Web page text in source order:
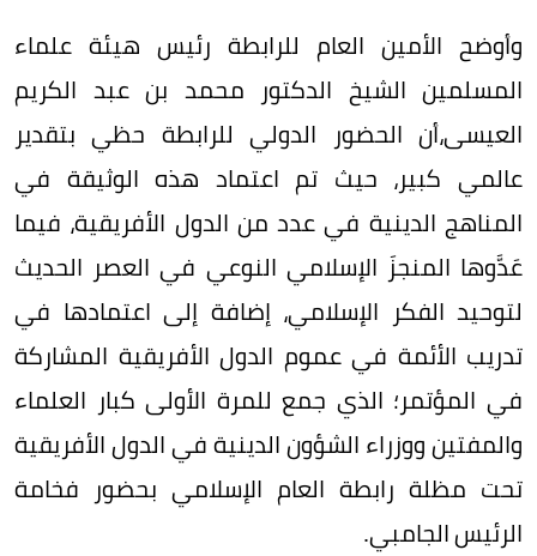
وأوضح الأمين العام للرابطة رئيس هيئة علماء
المسلمين الشيخ الدكتور محمد بن عبد الكريم
العيسى،أن الحضور الدولي للرابطة حظي بتقدير
عالمي كبير، حيث تم اعتماد هذه الوثيقة في
المناهج الدينية في عدد من الدول الأفريقية، فيما
عَدَّوها المنجزَ الإسلامي النوعي في العصر الحديث
لتوحيد الفكر الإسلامي، إضافة إلى اعتمادها في
تدريب الأئمة في عموم الدول الأفريقية المشاركة
في المؤتمر؛ الذي جمع للمرة الأولى كبار العلماء
والمفتين ووزراء الشؤون الدينية في الدول الأفريقية
تحت مظلة رابطة العام الإسلامي بحضور فخامة
الرئيس الجامبي.